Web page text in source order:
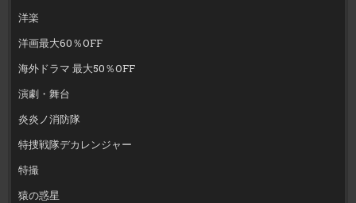
洋楽
洋画最大60％OFF
海外ドラマ 最大50％OFF
演劇・舞台
炎炎ノ消防隊
特捜戦隊デカレンジャー
特撮
猿の惑星